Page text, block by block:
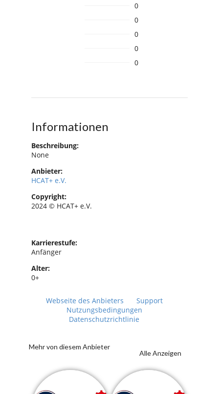
0
0
0
0
0
Informationen
Beschreibung:
None
Anbieter:
HCAT+ e.V.
Copyright:
2024 © HCAT+ e.V.
Karrierestufe:
Anfänger
Alter:
0+
Webseite des Anbieters
Support
Nutzungsbedingungen
Datenschutzrichtlinie
Mehr von diesem Anbieter
Alle Anzeigen